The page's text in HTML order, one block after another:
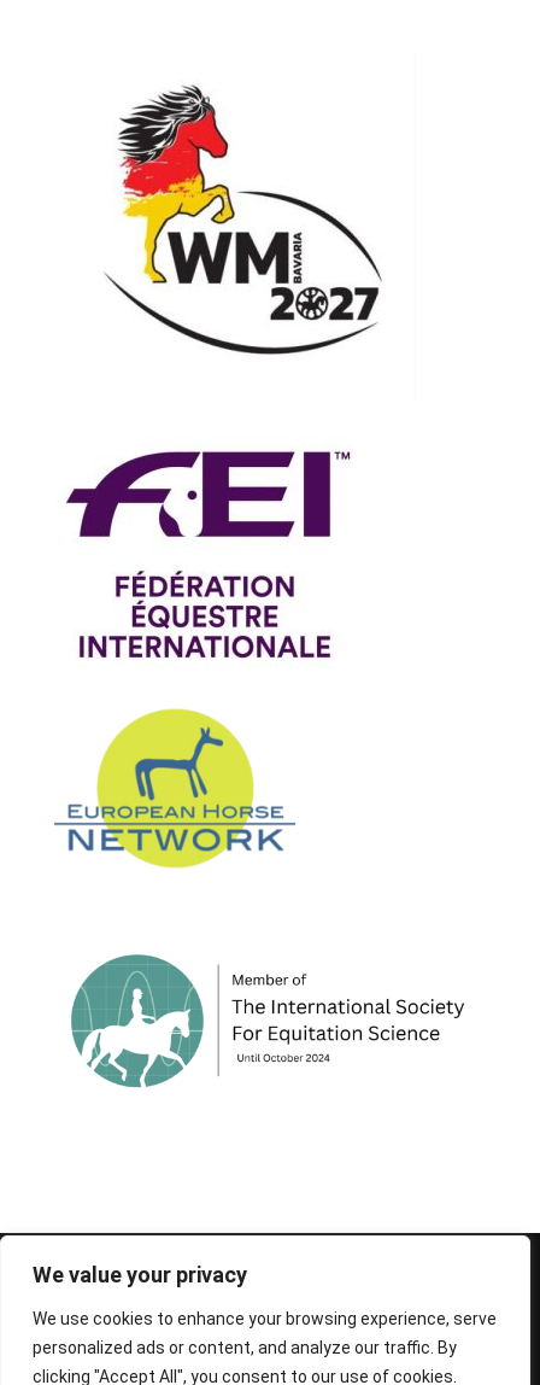
We value your privacy
We use cookies to enhance your browsing experience, serve
personalized ads or content, and analyze our traffic. By
clicking "Accept All", you consent to our use of cookies.
© 1995-2026 FEIF - International Federation of